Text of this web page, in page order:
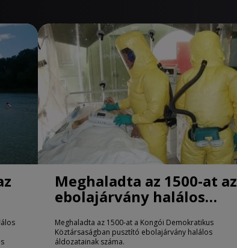
Meghaladta az 1500-at az
ebolajárvány halálos
áldozatainak száma
Meghaladta az 1500-at a Kongói Demokratikus
Köztársaságban pusztító ebolajárvány halálos
áldozatainak száma.